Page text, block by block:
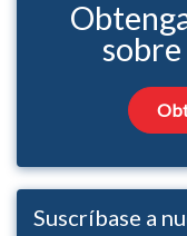
Suscríbase a